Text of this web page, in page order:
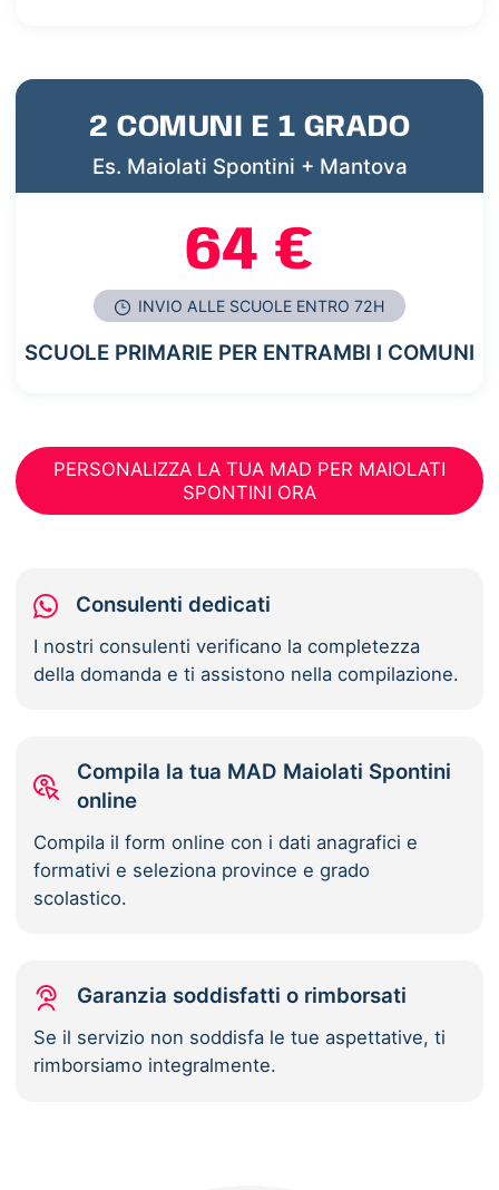
2 COMUNI E 1 GRADO
Es. Maiolati Spontini + Mantova
64 €
INVIO ALLE SCUOLE ENTRO 72H
SCUOLE PRIMARIE PER ENTRAMBI I COMUNI
PERSONALIZZA LA TUA MAD PER MAIOLATI
SPONTINI ORA
Consulenti dedicati
I nostri consulenti verificano la completezza
della domanda e ti assistono nella compilazione.
Compila la tua MAD Maiolati Spontini
online
Compila il form online con i dati anagrafici e
formativi e seleziona province e grado
scolastico.
Garanzia soddisfatti o rimborsati
Se il servizio non soddisfa le tue aspettative, ti
rimborsiamo integralmente.